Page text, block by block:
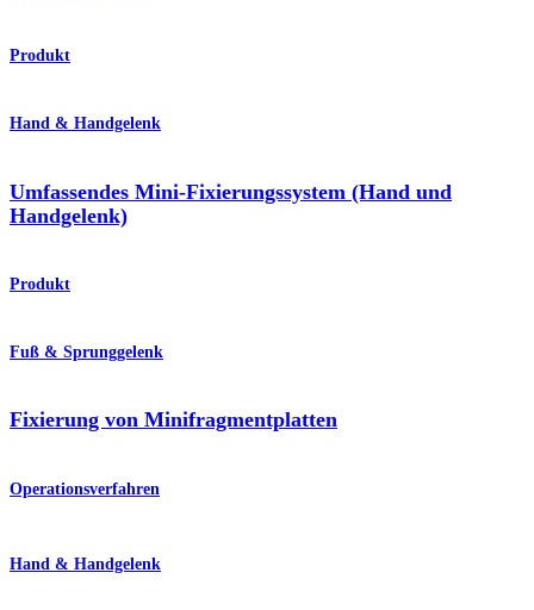
Produkt
Hand & Handgelenk
Umfassendes Mini-Fixierungssystem (Hand und
Handgelenk)
Produkt
Fuß & Sprunggelenk
Fixierung von Minifragmentplatten
Operationsverfahren
Hand & Handgelenk